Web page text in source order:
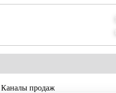
Каналы продаж